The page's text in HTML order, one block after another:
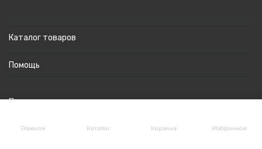
Главная Каталог Корзина Избранное
Каталог товаров
Помощь
Политика персональных данных